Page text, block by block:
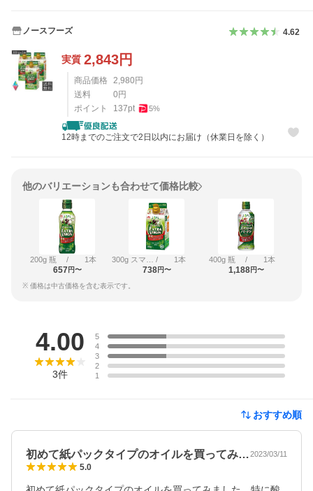
ノースフーズ 4.62
実質 2,843円
商品価格 2,980円
送料
0円
ポイント
137pt 5%
12時までのご注文で2日以内にお届け（休業日を除く）
他のバリエーションも合わせて価格比較
200g 瓶 / 1本
657円〜
/ 1本
738円〜
400g 瓶 / 1本
1,188円〜
※ 価格は中古価格を含む表示です。
4.00
3件
5
4
3
2
1
おすすめ順
初めて紙パックタイプのオイルを買ってみ…2023/03/11
5.0